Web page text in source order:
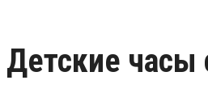
Детские часы